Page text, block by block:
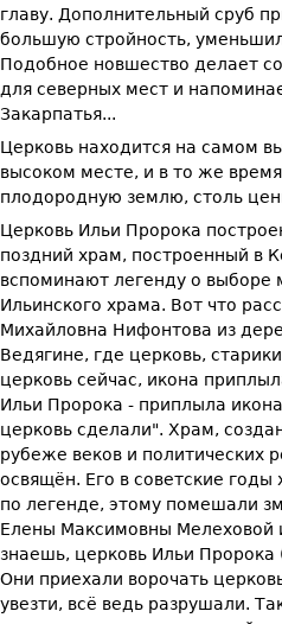
главу. Дополнительный сруб
большую стройность,
Подобное новшество делает
для северных мест и
Закарпатья...
Церковь находится на самом
высоком месте, и в то же
плодородную землю, столь
Церковь Ильи Пророка
поздний храм, построенный в
вспоминают легенду о выборе
Ильинского храма. Вот что
Михайловна Нифонтова из
Ведягине, где церковь,
церковь сейчас, икона
Ильи Пророка - приплыла
церковь сделали". Храм,
рубеже веков и политических
освящён. Его в советские годы
по легенде, этому помешали
Елены Максимовны
знаешь, церковь Ильи Пророка
Они приехали ворочать
увезти, всё ведь разрушали.